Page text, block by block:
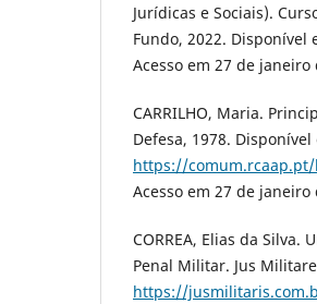
Jurídicas e Sociais).
Fundo, 2022. Disponível
Acesso em 27 de janeiro
CARRILHO, Maria.
Defesa, 1978. Disponível
https://
Acesso em 27 de janeiro
CORREA, Elias da
Penal Militar. Jus
https://